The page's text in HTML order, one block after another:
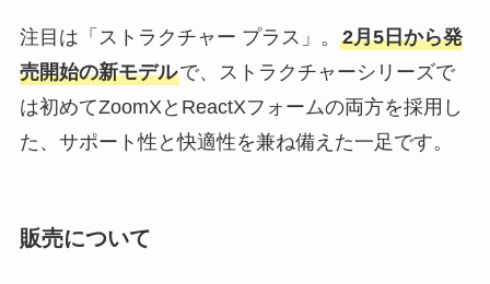
注目は「ストラクチャー プラス」。 2月5日から発
売開始の新モデルで、ストラクチャーシリーズで
は初めてZoomXとReactXフォームの両方を採用し
た、サポート性と快適性を兼ね備えた一足です。
販売について